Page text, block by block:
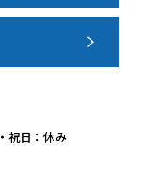
変更となる場合がご
ワーのみでバスタ
の部屋になる場合
祝日：休み